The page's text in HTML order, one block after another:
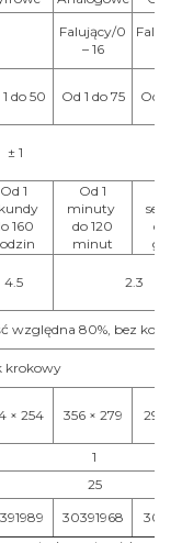
Falujący/0
– 16
do 50 Od 1 do 75 Od 1
± 1
Od 1
160
Od 1
minuty
do 120
minut
do
4.5 2.3
względna 80%, bez
krokowy
× 254 356 × 279 299 ×
1
25
30391968